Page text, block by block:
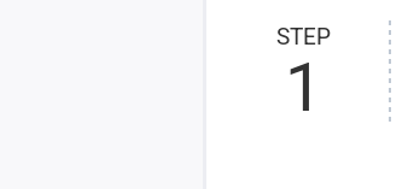
STEP
1